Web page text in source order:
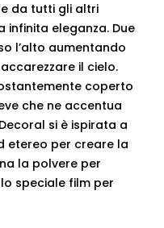
da tutti gli altri
infinita eleganza. Due
l’alto aumentando
il cielo.
coperto
che ne accentua
si è ispirata a
etereo per creare la
la polvere per
speciale film per